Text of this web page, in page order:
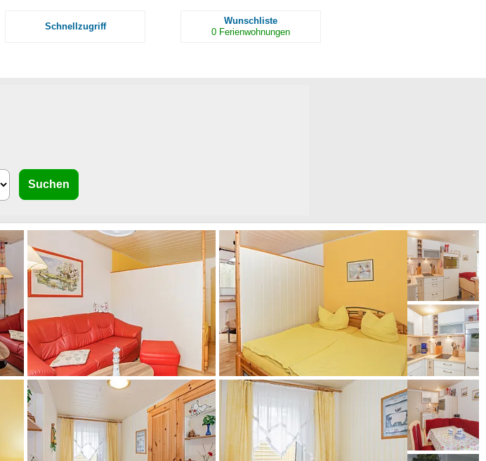
Schnellzugriff
Wunschliste
0 Ferienwohnungen